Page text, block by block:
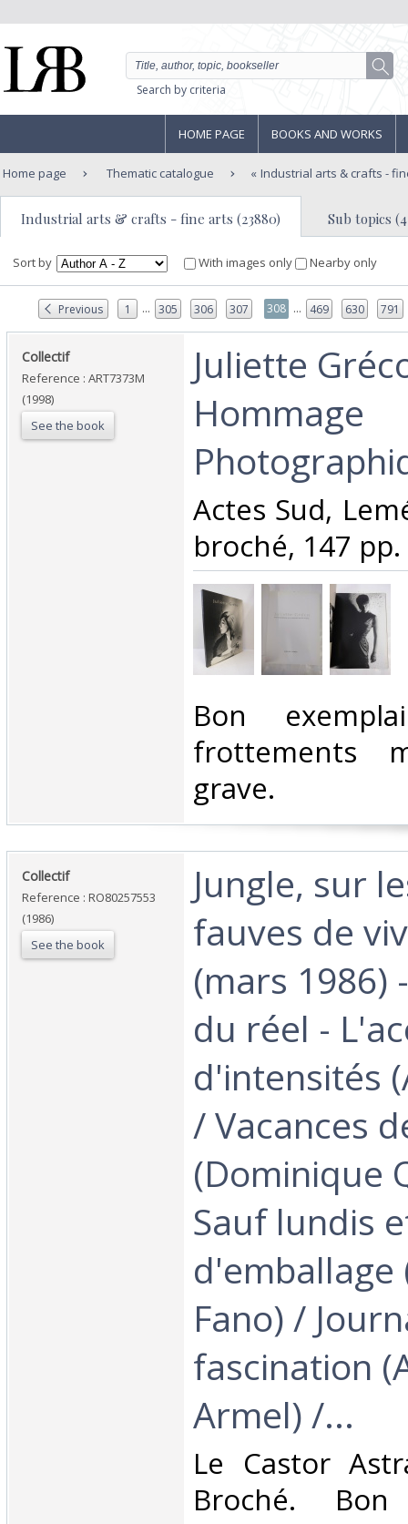
Search by criteria
HOME PAGE BOOKS AND WORKS
Home page Thematic catalogue Industrial arts & crafts -
Industrial arts & crafts - fine arts (23880) Sub topics
Sort by With images only Nearby only
Previous 1 ... 305 306 307 308 ... 469 630 791
‎Collectif‎
Reference : ART7373M
(1998)
See the book
‎Juliette
Hommage
‎Actes Sud,
broché, 147 pp.‎
‎Bon
frottements
grave.‎
‎Collectif‎
Reference : RO80257553
(1986)
See the book
‎Jungle, sur
fauves de
(mars 1986)
du réel -
d'intensités
/ Vacances
(Dominique
Sauf lundis
d'emballage
Fano) /
fascination
Armel) /...‎
‎Le Castor
Broché.